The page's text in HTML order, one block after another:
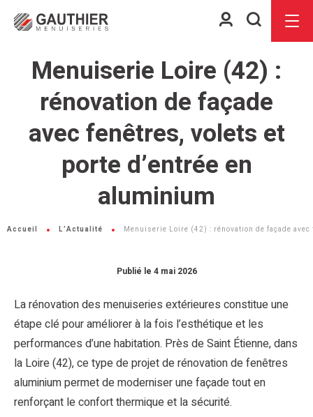
Espace
Menu
Menuiserie Loire (42) :
rénovation de façade
avec fenêtres, volets et
porte d’entrée en
aluminium
Accueil L’Actualité Menuiserie Loire (42) : rénovation de façade
Publié le 4 mai 2026
La rénovation des menuiseries extérieures constitue une
étape clé pour améliorer à la fois l’esthétique et les
performances d’une habitation. Près de Saint Étienne, dans
la Loire (42), ce type de projet de rénovation de fenêtres
aluminium permet de moderniser une façade tout en
renforçant le confort thermique et la sécurité.